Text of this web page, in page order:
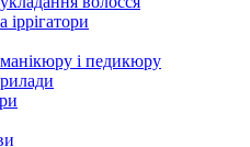
іррігатори
і педикюру